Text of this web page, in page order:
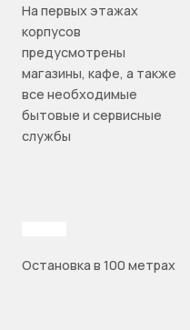
На первых этажах
корпусов
предусмотрены
магазины, кафе, а также
все необходимые
бытовые и сервисные
службы
Остановка в 100 метрах